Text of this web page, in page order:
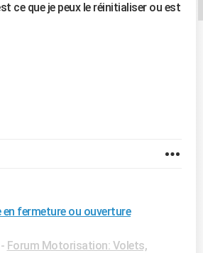
ce que je peux le réinitialiser ou est
fermeture ou ouverture
- Forum Motorisation: Volets,